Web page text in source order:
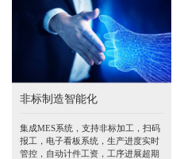
非标制造智能化
集成MES系统，支持非标加工，扫码
报工，电子看板系统，生产进度实时
管控，自动计件工资，工序进展超期